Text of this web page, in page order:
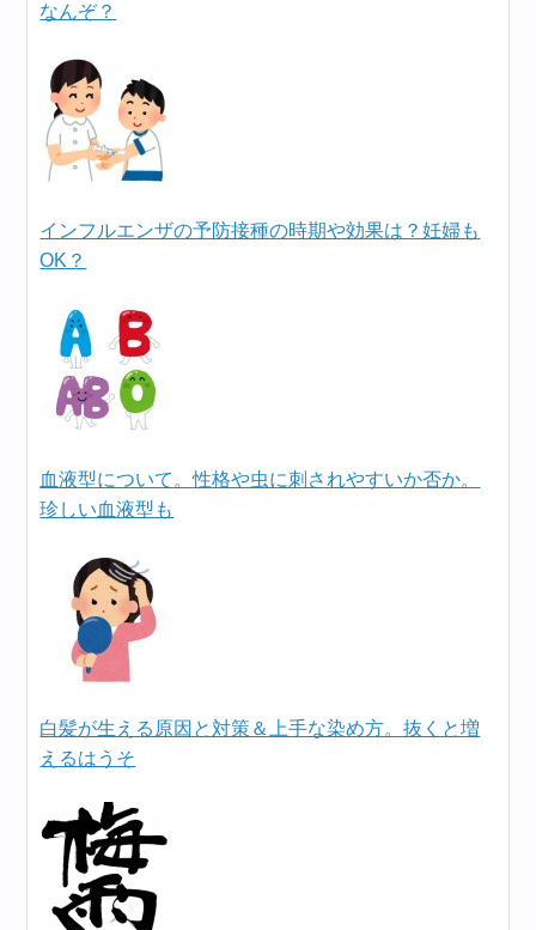
なんぞ？
インフルエンザの予防接種の時期や効果は？妊婦も
OK？
血液型について。性格や虫に刺されやすいか否か。
珍しい血液型も
白髪が生える原因と対策＆上手な染め方。抜くと増
えるはうそ